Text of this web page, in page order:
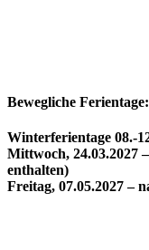
Bewegliche Ferientage:
Winterferientage 08.-
Mittwoch, 24.03.2027
enthalten)
Freitag, 07.05.2027 –